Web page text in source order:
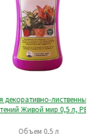
комнатных